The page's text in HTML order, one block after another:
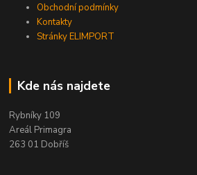
Obchodní podmínky
Kontakty
Stránky ELIMPORT
Kde nás najdete
Rybníky 109
Areál Primagra
263 01 Dobříš